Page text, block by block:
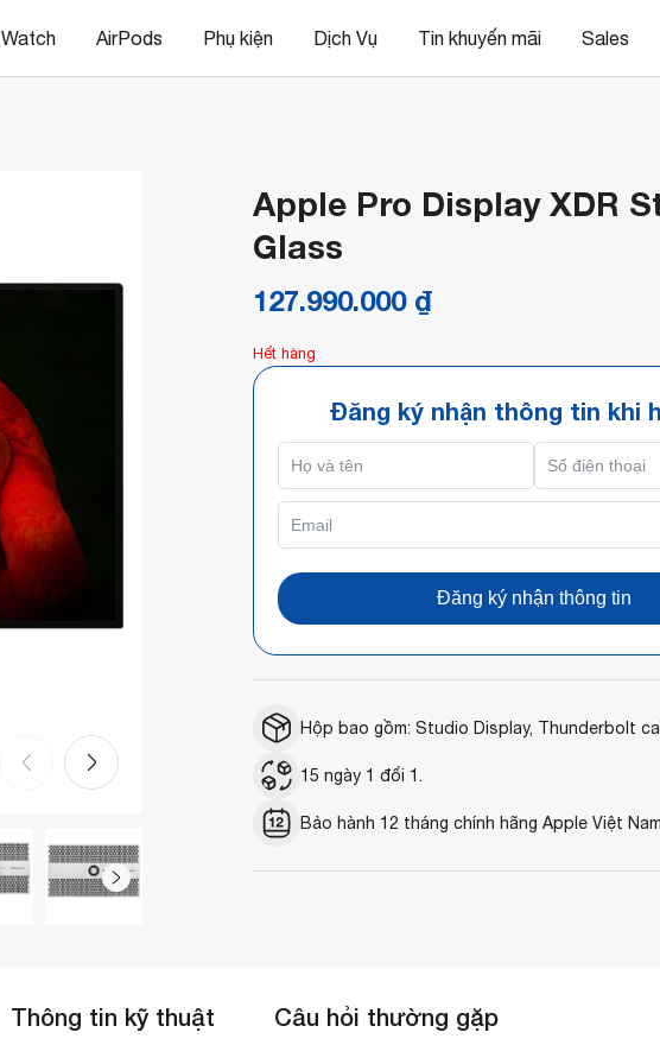
Watch AirPods Phụ kiện Dịch Vụ Tin khuyến mãi Sales
Apple Pro Display XDR
Glass
127.990.000 ₫
Hết hàng
Đăng ký nhận thông tin khi
Đăng ký nhận thông tin
Hộp bao gồm: Studio Display, Thunderbolt
15 ngày 1 đổi 1.
Bảo hành 12 tháng chính hãng Apple Việt
Thông tin kỹ thuật Câu hỏi thường gặp